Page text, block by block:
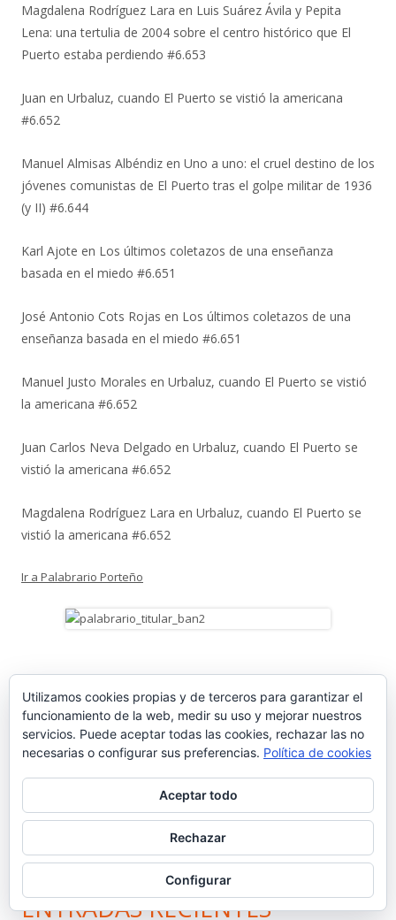
Magdalena Rodríguez Lara en Luis Suárez Ávila y Pepita
Lena: una tertulia de 2004 sobre el centro histórico que El
Puerto estaba perdiendo #6.653
Juan en Urbaluz, cuando El Puerto se vistió la americana
#6.652
Manuel Almisas Albéndiz en Uno a uno: el cruel destino de los
jóvenes comunistas de El Puerto tras el golpe militar de 1936
(y II) #6.644
Karl Ajote en Los últimos coletazos de una enseñanza
basada en el miedo #6.651
José Antonio Cots Rojas en Los últimos coletazos de una
enseñanza basada en el miedo #6.651
Manuel Justo Morales en Urbaluz, cuando El Puerto se vistió
la americana #6.652
Juan Carlos Neva Delgado en Urbaluz, cuando El Puerto se
vistió la americana #6.652
Magdalena Rodríguez Lara en Urbaluz, cuando El Puerto se
vistió la americana #6.652
Ir a Palabrario Porteño
ENTRADAS RECIENTES
Utilizamos cookies propias y de terceros para garantizar el
funcionamiento de la web, medir su uso y mejorar nuestros
servicios. Puede aceptar todas las cookies, rechazar las no
necesarias o configurar sus preferencias. Política de cookies
Aceptar todo
Rechazar
Configurar